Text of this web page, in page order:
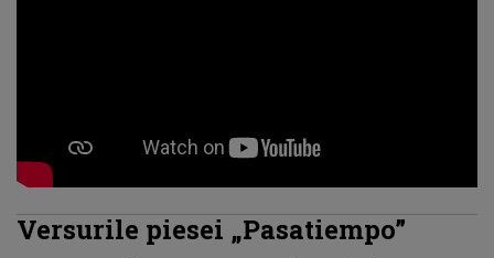
Versurile piesei „Pasatiempo”